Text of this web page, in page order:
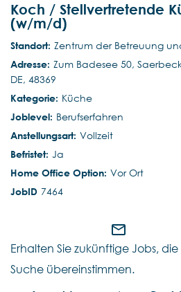
Koch / Stellvertretende
(w/m/d)
Zentrum der Betreuung
Zum Badesee 50,
DE, 48369
Küche
Berufserfahren
Vollzeit
Ja
Vor Ort
7464
mail_outline
Erhalten Sie zukünftige Jobs,
Suche übereinstimmen.